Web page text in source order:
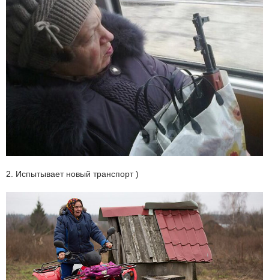
2. Испытывает новый транспорт )